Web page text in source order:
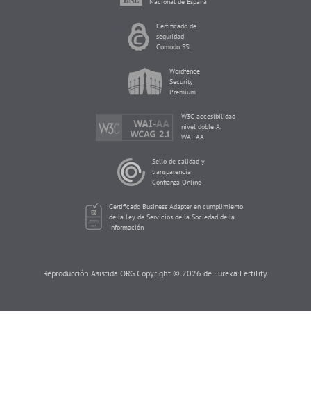
Certificado de
seguridad
Comodo SSL
Wordfence
Security
Premium
W3C accesibilidad
nivel doble A,
WAI-AA
Sello de calidad y
transparencia
Confianza Online
Certificado Business Adapter en cumplimiento
de la Ley de Servicios de la Sociedad de la
Información
Reproducción Asistida ORG Copyright © 2026 de Eureka Fertility.